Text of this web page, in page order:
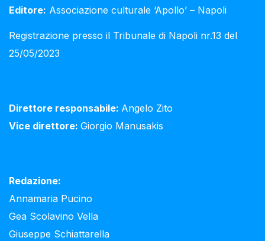
Editore: Associazione culturale ‘Apollo’ – Napoli
Registrazione presso il Tribunale di Napoli nr.13 del
25/05/2023
Direttore responsabile: Angelo Zito
Vice direttore: Giorgio Manusakis
Redazione:
Annamaria Pucino
Gea Scolavino Vella
Giuseppe Schiattarella